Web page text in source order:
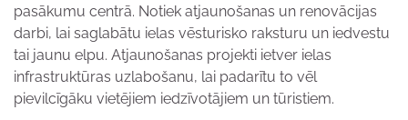
pasākumu centrā. Notiek atjaunošanas un renovācijas
darbi, lai saglabātu ielas vēsturisko raksturu un iedvestu
tai jaunu elpu. Atjaunošanas projekti ietver ielas
infrastruktūras uzlabošanu, lai padarītu to vēl
pievilcīgāku vietējiem iedzīvotājiem un tūristiem.